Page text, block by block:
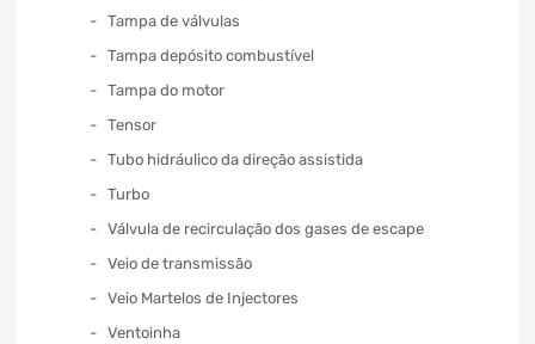
Tampa de válvulas
Tampa depósito combustível
Tampa do motor
Tensor
Tubo hidráulico da direção assistida
Turbo
Válvula de recirculação dos gases de escape
Veio de transmissão
Veio Martelos de Injectores
Ventoinha